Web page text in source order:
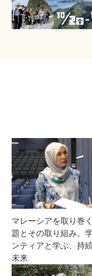
マレーシアを取り巻
題とその取り組み。
ンティアと学ぶ、持
未来